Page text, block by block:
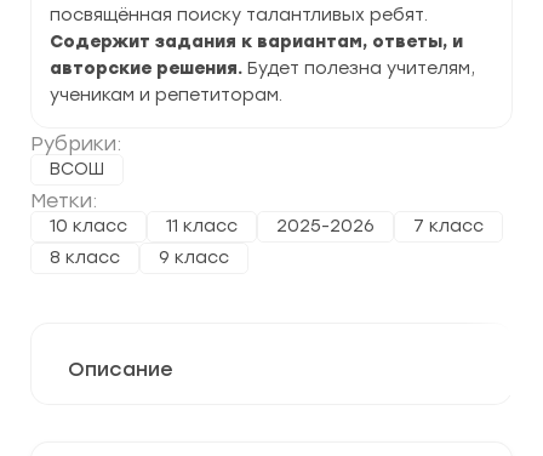
посвящённая поиску талантливых ребят.
Содержит задания к вариантам, ответы, и
авторские решения. Будет полезна учителям,
ученикам и репетиторам.
Рубрики:
ВСОШ
Метки:
10 класс 11 класс 2025-2026
7 класс
8 класс
9 класс
Описание